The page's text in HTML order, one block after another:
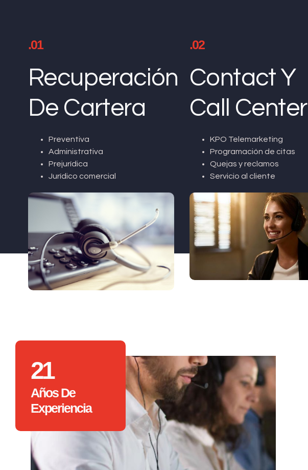
.01
Recuperación
De Cartera
Preventiva
Administrativa
Prejurídica
Jurídico comercial
.02
Contact Y
Call Center
KPO Telemarketing
Programación de citas
Quejas y reclamos
Servicio al cliente
21
Años De
Experiencia